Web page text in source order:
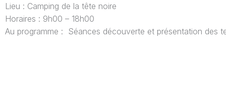
Lieu : Camping de la tête noire
Horaires : 9h00 – 18h00
Au programme : Séances découverte et présentation des